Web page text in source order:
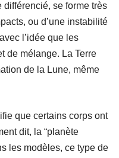
se forme très
ou d’une instabilité
l’idée que les
de mélange. La Terre
de la Lune, même
que certains corps ont
dit, la “planète
les modèles, ce type de